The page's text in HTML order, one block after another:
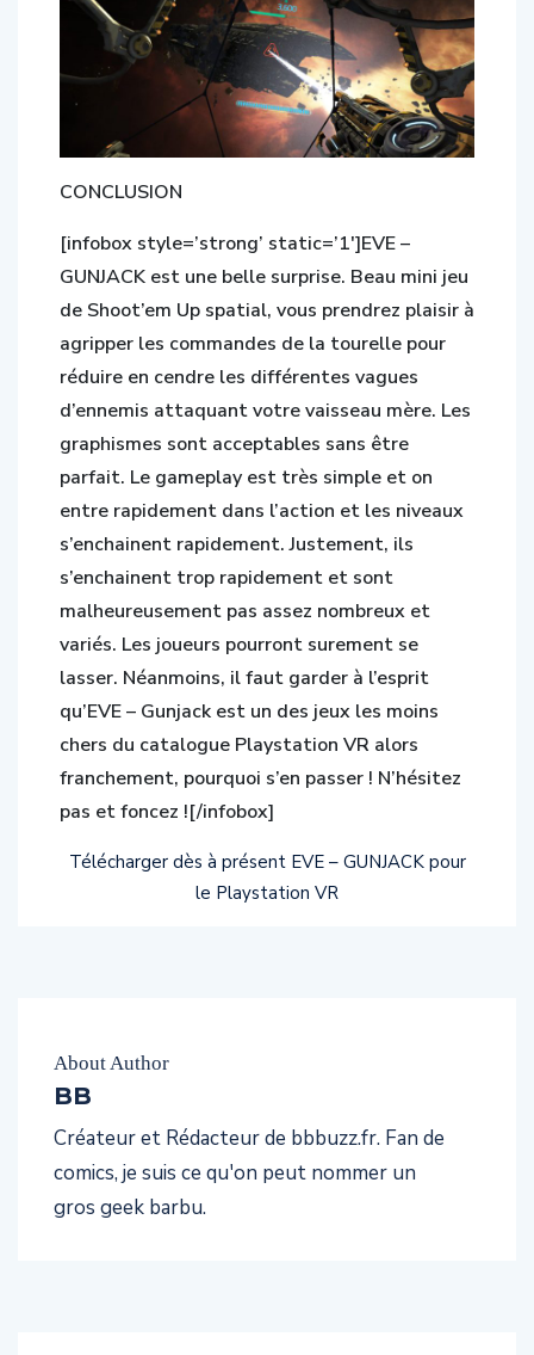
GUNJACK est une belle surprise. Beau mini jeu
de Shoot’em Up spatial, vous prendrez plaisir à
agripper les commandes de la tourelle pour
réduire en cendre les différentes vagues
d’ennemis attaquant votre vaisseau mère. Les
graphismes sont acceptables sans être
parfait. Le gameplay est très simple et on
entre rapidement dans l’action et les niveaux
s’enchainent rapidement. Justement, ils
s’enchainent trop rapidement et sont
malheureusement pas assez nombreux et
variés. Les joueurs pourront surement se
lasser. Néanmoins, il faut garder à l’esprit
qu’EVE – Gunjack est un des jeux les moins
chers du catalogue Playstation VR alors
franchement, pourquoi s’en passer ! N’hésitez
pas et foncez ![/infobox]
le Playstation VR
BB
Créateur et Rédacteur de bbbuzz.fr. Fan de
comics, je suis ce qu'on peut nommer un
gros geek barbu.